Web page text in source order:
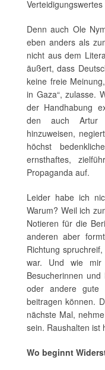
Denn auch Ole
eben anders als
nicht aus dem
äußert, dass
keine freie
in Gaza“, zulasse.
der Handhabung
den auch Artur
hinzuweisen,
höchst
ernsthaftes,
Propaganda auf.
Leider habe ich
Warum? Weil ich
Notieren für die
anderen aber
Richtung
war. Und wie mir
Besucherinnen
oder andere gute
beitragen können.
nächste Mal,
sein. Raushalten ist
Wo beginnt